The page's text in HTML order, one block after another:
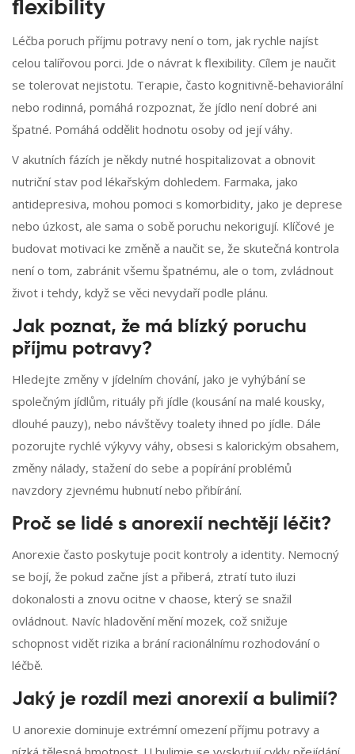
flexibility
Léčba poruch příjmu potravy není o tom, jak rychle najíst
celou talířovou porci. Jde o návrat k flexibility. Cílem je naučit
se tolerovat nejistotu. Terapie, často kognitivně-behaviorální
nebo rodinná, pomáhá rozpoznat, že jídlo není dobré ani
špatné. Pomáhá oddělit hodnotu osoby od její váhy.
V akutních fázích je někdy nutné hospitalizovat a obnovit
nutriční stav pod lékařským dohledem. Farmaka, jako
antidepresiva, mohou pomoci s komorbidity, jako je deprese
nebo úzkost, ale sama o sobě poruchu nekorigují. Klíčové je
budovat motivaci ke změně a naučit se, že skutečná kontrola
není o tom, zabránit všemu špatnému, ale o tom, zvládnout
život i tehdy, když se věci nevydaří podle plánu.
Jak poznat, že má blízký poruchu
příjmu potravy?
Hledejte změny v jídelním chování, jako je vyhýbání se
společným jídlům, rituály při jídle (kousání na malé kousky,
dlouhé pauzy), nebo návštěvy toalety ihned po jídle. Dále
pozorujte rychlé výkyvy váhy, obsesi s kalorickým obsahem,
změny nálady, stažení do sebe a popírání problémů
navzdory zjevnému hubnutí nebo přibírání.
Proč se lidé s anorexií nechtějí léčit?
Anorexie často poskytuje pocit kontroly a identity. Nemocný
se bojí, že pokud začne jíst a přiberá, ztratí tuto iluzi
dokonalosti a znovu ocitne v chaose, který se snažil
ovládnout. Navíc hladovění mění mozek, což snižuje
schopnost vidět rizika a brání racionálnímu rozhodování o
léčbě.
Jaký je rozdíl mezi anorexií a bulimií?
U anorexie dominuje extrémní omezení příjmu potravy a